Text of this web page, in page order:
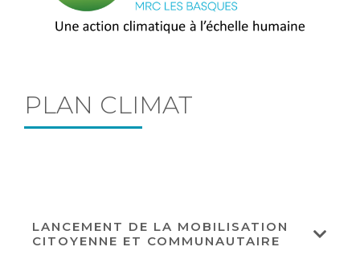
PLAN CLIMAT
LANCEMENT DE LA MOBILISATION
CITOYENNE ET COMMUNAUTAIRE